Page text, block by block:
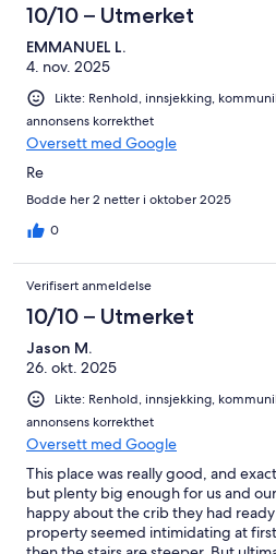
10/10 – Utmerket
EMMANUEL L.
4. nov. 2025
Likte: Renhold, innsjekking,
annonsens korrekthet
Oversett med Google
Re
Bodde her 2 netter i oktober 2025
0
Verifisert anmeldelse
10/10 – Utmerket
Jason M.
26. okt. 2025
Likte: Renhold, innsjekking,
annonsens korrekthet
Oversett med Google
This place was really good, and
but plenty big enough for us and
happy about the crib they had
property seemed intimidating at